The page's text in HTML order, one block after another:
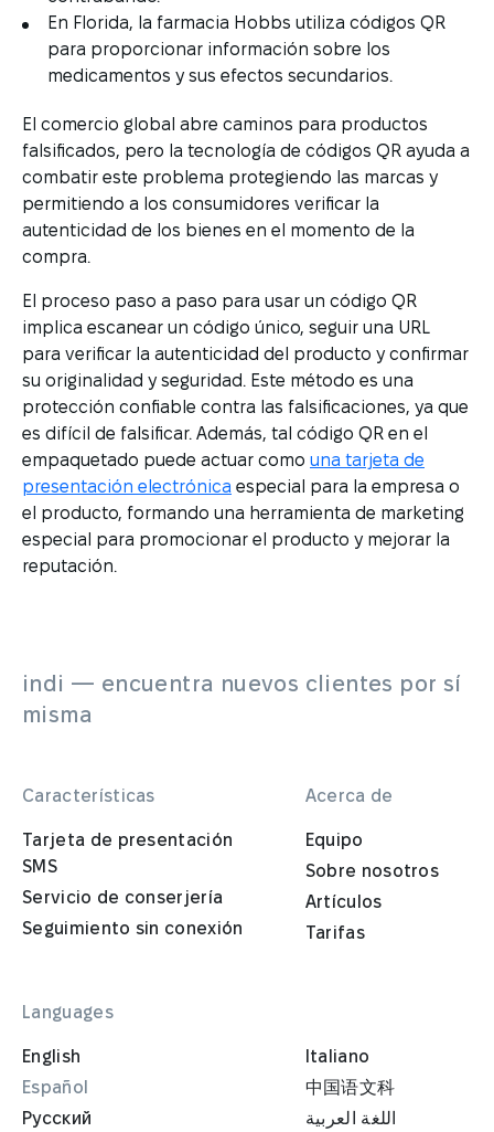
En Florida, la farmacia Hobbs utiliza códigos QR
para proporcionar información sobre los
medicamentos y sus efectos secundarios.
El comercio global abre caminos para productos
falsificados, pero la tecnología de códigos QR ayuda a
combatir este problema protegiendo las marcas y
permitiendo a los consumidores verificar la
autenticidad de los bienes en el momento de la
compra.
El proceso paso a paso para usar un código QR
implica escanear un código único, seguir una URL
para verificar la autenticidad del producto y confirmar
su originalidad y seguridad. Este método es una
protección confiable contra las falsificaciones, ya que
es difícil de falsificar. Además, tal código QR en el
empaquetado puede actuar como una tarjeta de
presentación electrónica especial para la empresa o
el producto, formando una herramienta de marketing
especial para promocionar el producto y mejorar la
reputación.
indi — encuentra nuevos clientes por sí
misma
Características
Tarjeta de presentación
SMS
Servicio de conserjería
Seguimiento sin conexión
Acerca de
Equipo
Sobre nosotros
Artículos
Tarifas
Languages
English
Español
Русский
Italiano
中国语文科
اللغة العربية